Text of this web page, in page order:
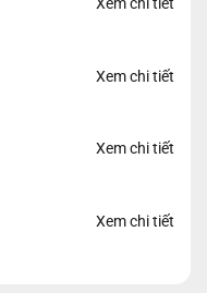
Xem chi tiết
Xem chi tiết
Xem chi tiết